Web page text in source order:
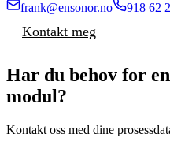
frank@ensonor.no 918 62
Kontakt meg
Har du behov for
modul?
Kontakt oss med dine